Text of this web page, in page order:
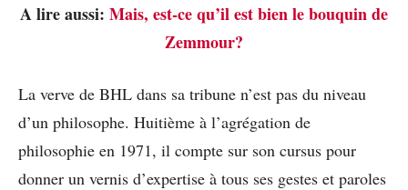
A lire aussi: Mais, est-ce qu’il est bien le bouquin de
Zemmour?
La verve de BHL dans sa tribune n’est pas du niveau
d’un philosophe. Huitième à l’agrégation de
philosophie en 1971, il compte sur son cursus pour
donner un vernis d’expertise à tous ses gestes et paroles